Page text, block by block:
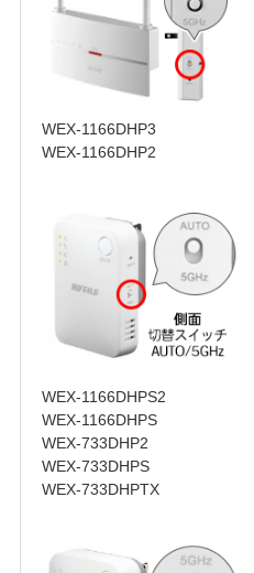
WEX-1166DHP3
WEX-1166DHP2
WEX-1166DHPS2
WEX-1166DHPS
WEX-733DHP2
WEX-733DHPS
WEX-733DHPTX